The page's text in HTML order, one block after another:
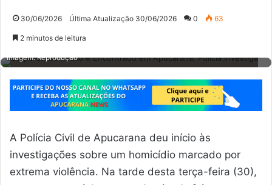
30/06/2026 Última Atualização 30/06/2026 0 63
2 minutos de leitura
Imagem: Reprodução
A Polícia Civil de Apucarana deu início às
investigações sobre um homicídio marcado por
extrema violência. Na tarde desta terça-feira (30),